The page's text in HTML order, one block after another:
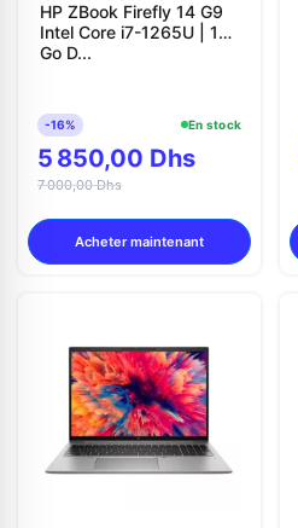
HP ZBook Firefly 14 G9
Intel Core i7-1265U | 16
Go D...
-16% En stock
5 850,00 Dhs
7 000,00 Dhs
Acheter maintenant